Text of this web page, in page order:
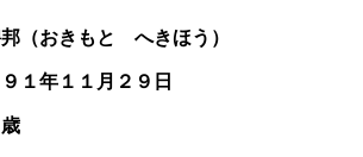
（おきもと へきほう）
１年１１月２９日